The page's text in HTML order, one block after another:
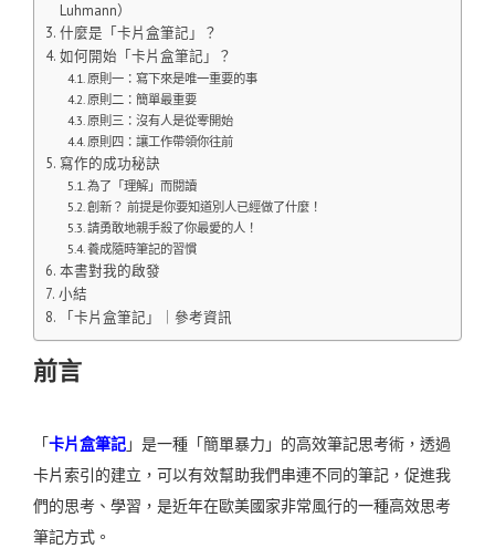
Luhmann）
什麼是「卡片盒筆記」？
如何開始「卡片盒筆記」？
原則一：寫下來是唯一重要的事
原則二：簡單最重要
原則三：沒有人是從零開始
原則四：讓工作帶領你往前
寫作的成功秘訣
為了「理解」而閱讀
創新？ 前提是你要知道別人已經做了什麼！
請勇敢地親手殺了你最愛的人！
養成隨時筆記的習慣
本書對我的啟發
小結
「卡片盒筆記」｜參考資訊
前言
「卡片盒筆記」是一種「簡單暴力」的高效筆記思考術，透過
卡片索引的建立，可以有效幫助我們串連不同的筆記，促進我
們的思考、學習，是近年在歐美國家非常風行的一種高效思考
筆記方式。